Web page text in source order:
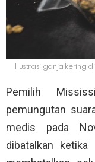
Ilustrasi ganja kering
Pemilih
pemungutan
medis pada
dibatalkan ketika